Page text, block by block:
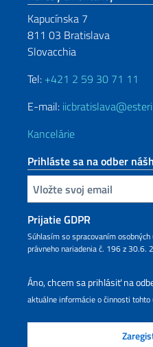
Kapucínska 7
811 03 Bratislava
Slovacchia
Tel: +421 2 59 30 71 11
E-mail:
Kancelárie
Prihláste sa na odber
Zadajte vašu emailovú adresu
Prijatie GDPR
Súhlasím so spracovaním
právneho nariadenia č. 196 z 30.6.
Áno, chcem sa prihlásiť na
aktuálne informácie o činnosti tohto